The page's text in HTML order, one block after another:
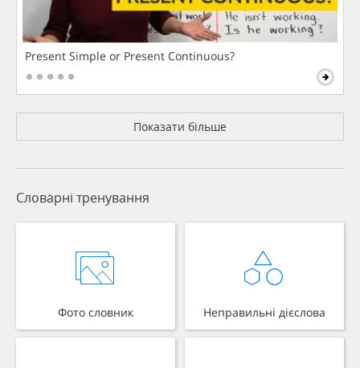
Present Simple or Present Continuous?
Показати більше
Словарні тренування
Фото словник Неправильні дієслова